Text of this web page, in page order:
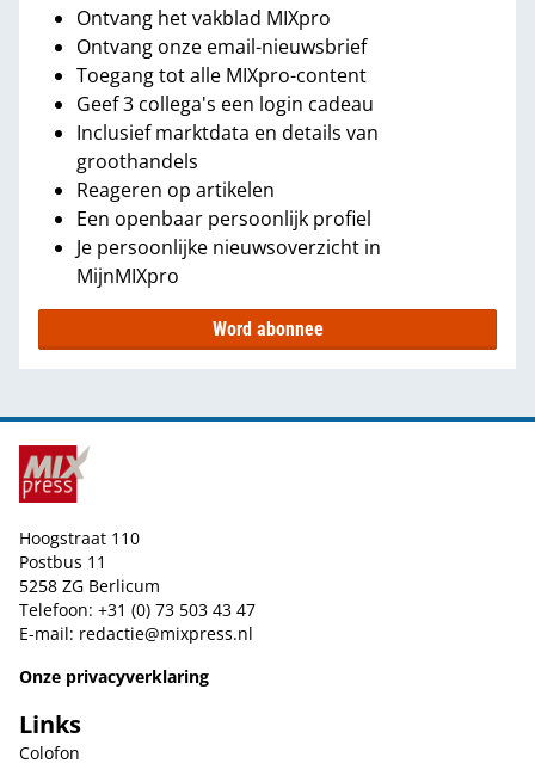
Ontvang het vakblad MIXpro
Ontvang onze email-nieuwsbrief
Toegang tot alle MIXpro-content
Geef 3 collega's een login cadeau
Inclusief marktdata en details van
groothandels
Reageren op artikelen
Een openbaar persoonlijk profiel
Je persoonlijke nieuwsoverzicht in
MijnMIXpro
Word abonnee
Hoogstraat 110
Postbus 11
5258 ZG Berlicum
Telefoon: +31 (0) 73 503 43 47
E-mail: redactie@mixpress.nl
Onze privacyverklaring
Links
Colofon